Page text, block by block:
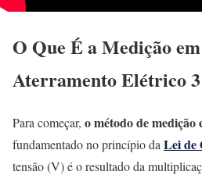
O Que É a Medição
Aterramento Elétrico
Para começar, o método de medição
fundamentado no princípio da Lei de
tensão (V) é o resultado da